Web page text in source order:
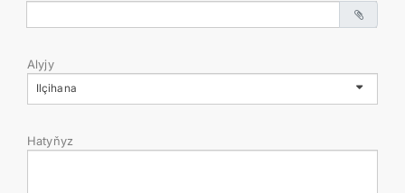
Alyjy
Ilçihana
Hatyňyz